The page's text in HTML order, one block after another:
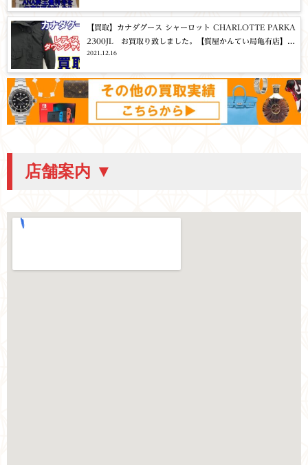
【買取】カナダグース シャーロット CHARLOTTE PARKA
2300JL お買取り致しました。【質屋かんてい局亀有店】葛
飾区・足立区・江戸川区・荒川区・墨田区・松戸市・市川
2021.12.16
店舗案内 ▼